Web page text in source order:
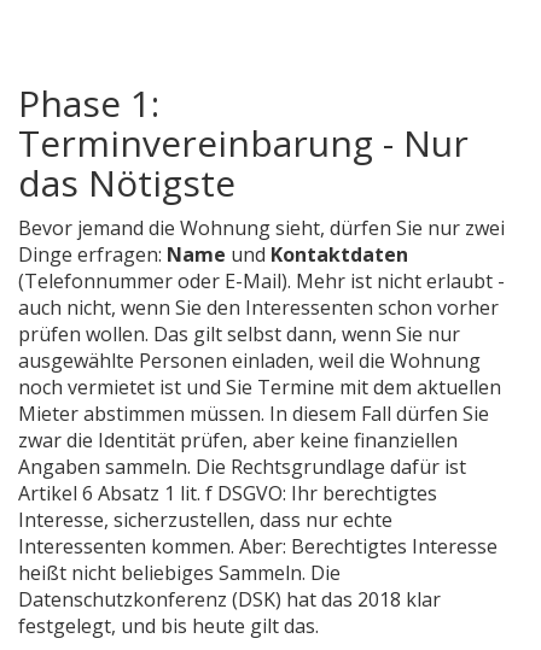
Phase 1:
Terminvereinbarung - Nur
das Nötigste
Bevor jemand die Wohnung sieht, dürfen Sie nur zwei
Dinge erfragen: Name und Kontaktdaten
(Telefonnummer oder E-Mail). Mehr ist nicht erlaubt -
auch nicht, wenn Sie den Interessenten schon vorher
prüfen wollen. Das gilt selbst dann, wenn Sie nur
ausgewählte Personen einladen, weil die Wohnung
noch vermietet ist und Sie Termine mit dem aktuellen
Mieter abstimmen müssen. In diesem Fall dürfen Sie
zwar die Identität prüfen, aber keine finanziellen
Angaben sammeln. Die Rechtsgrundlage dafür ist
Artikel 6 Absatz 1 lit. f DSGVO: Ihr berechtigtes
Interesse, sicherzustellen, dass nur echte
Interessenten kommen. Aber: Berechtigtes Interesse
heißt nicht beliebiges Sammeln. Die
Datenschutzkonferenz (DSK) hat das 2018 klar
festgelegt, und bis heute gilt das.